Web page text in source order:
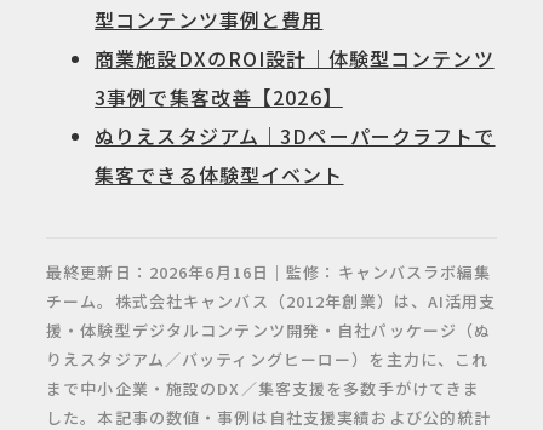
型コンテンツ事例と費用
商業施設DXのROI設計｜体験型コンテンツ
3事例で集客改善【2026】
ぬりえスタジアム｜3Dペーパークラフトで
集客できる体験型イベント
最終更新日：2026年6月16日｜監修：キャンバスラボ編集
チーム。株式会社キャンバス（2012年創業）は、AI活用支
援・体験型デジタルコンテンツ開発・自社パッケージ（ぬ
りえスタジアム／バッティングヒーロー）を主力に、これ
まで中小企業・施設のDX／集客支援を多数手がけてきま
した。本記事の数値・事例は自社支援実績および公的統計